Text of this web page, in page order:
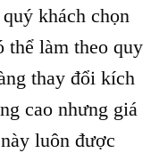
khách chọn
thể làm theo quy
thay đổi kích
cao nhưng giá
luôn được